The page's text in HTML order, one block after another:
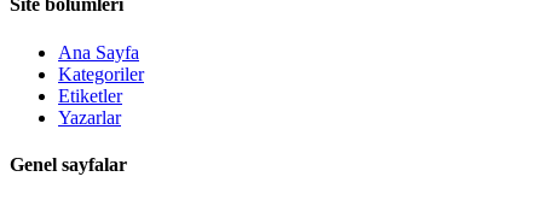
Site bölümleri
Ana Sayfa
Kategoriler
Etiketler
Yazarlar
Genel sayfalar